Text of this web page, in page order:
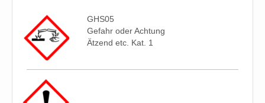
GHS05
Gefahr oder Achtung
Ätzend etc. Kat. 1